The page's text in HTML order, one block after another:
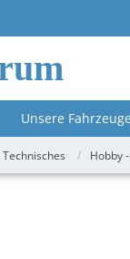
Unsere Fahrzeuge
Hobby